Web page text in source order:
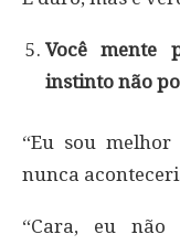
Você mente
instinto não
“Eu sou
nunca
“Cara, eu não